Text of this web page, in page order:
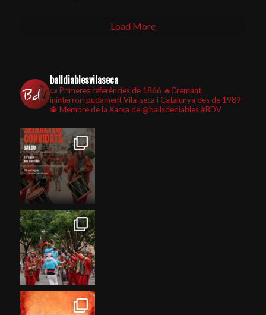
Load More
balldiablesvilaseca
📜 Primeres referències de 1866 🔥Cremant
ininterrompudament Vila-seca i Catalunya des de 1989
🔱 Membre de la Xarxa de @ballsdediables#BDV